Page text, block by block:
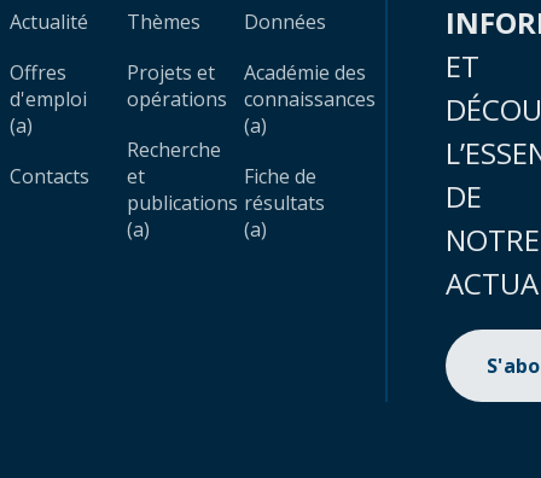
Actualité
Offres
d'emploi
(a)
Contacts
Thèmes
Projets et
opérations
Recherche
et
publications
(a)
Données
Académie des
connaissances
(a)
Fiche de
résultats
(a)
ET
DE
NOTRE